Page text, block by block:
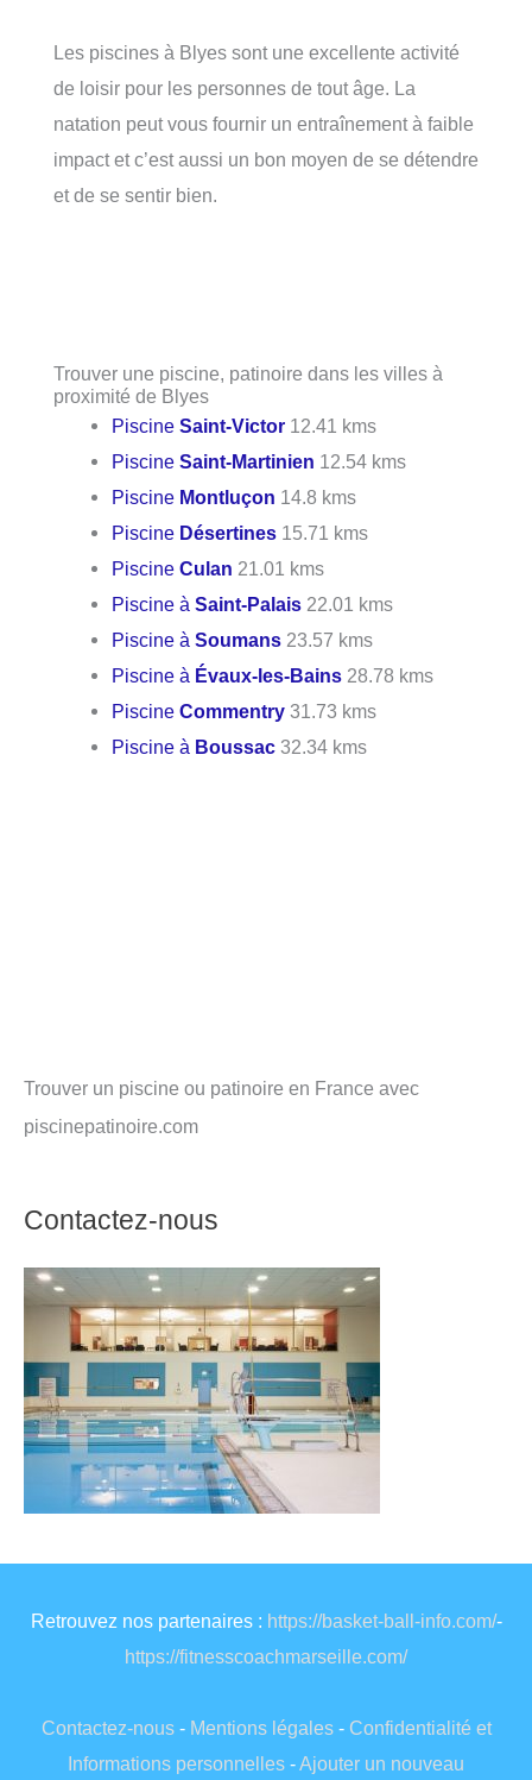
Les piscines à Blyes sont une excellente activité
de loisir pour les personnes de tout âge. La
natation peut vous fournir un entraînement à faible
impact et c’est aussi un bon moyen de se détendre
et de se sentir bien.
Trouver une piscine, patinoire dans les villes à
proximité de Blyes
PiscineSaint-Victor 12.41 kms
PiscineSaint-Martinien 12.54 kms
Piscine Montluçon 14.8 kms
Piscine Désertines 15.71 kms
PiscineCulan 21.01 kms
Piscine àSaint-Palais 22.01 kms
Piscine àSoumans 23.57 kms
Piscine à Évaux-les-Bains 28.78 kms
PiscineCommentry 31.73 kms
Piscine à Boussac 32.34 kms
Trouver un piscine ou patinoire en France avec
piscinepatinoire.com
Contactez-nous
Retrouvez nos partenaires : https://basket-ball-info.com/-
https://fitnesscoachmarseille.com/
Contactez-nous- Mentions légales- Confidentialité et
Informations personnelles -Ajouter un nouveau